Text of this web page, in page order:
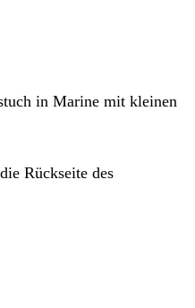
in Marine mit kleinen
Rückseite des